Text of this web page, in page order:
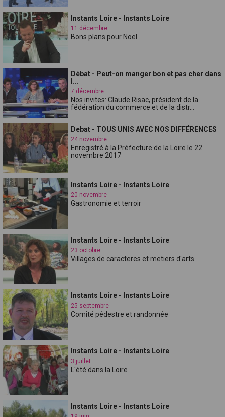
Instants Loire - Instants Loire
11 décembre
Bons plans pour Noel
Débat - Peut-on manger bon et pas cher dans
l...
7 décembre
Nos invites: Claude Risac, président de la
fédération du commerce et de la distr...
Debat - TOUS UNIS AVEC NOS DIFFÉRENCES
24 novembre
Enregistré à la Préfecture de la Loire le 22
novembre 2017
Instants Loire - Instants Loire
20 novembre
Gastronomie et terroir
Instants Loire - Instants Loire
23 octobre
Villages de caracteres et metiers d'arts
Instants Loire - Instants Loire
25 septembre
Comité pédestre et randonnée
Instants Loire - Instants Loire
3 juillet
L'été dans la Loire
Instants Loire - Instants Loire